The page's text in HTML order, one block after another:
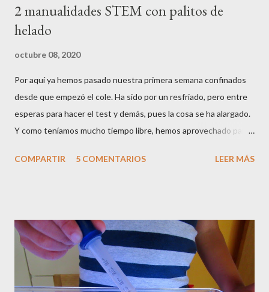
2 manualidades STEM con palitos de
helado
octubre 08, 2020
Por aquí ya hemos pasado nuestra primera semana confinados
desde que empezó el cole. Ha sido por un resfriado, pero entre
esperas para hacer el test y demás, pues la cosa se ha alargado.
Y como teníamos mucho tiempo libre, hemos aprovechado para
base los palitos de helado o depresores . Las manualidades
poquito de todo. Son un poco más elaboradas que las que
normalmente os mostramos, pero nada que con paciencia y
tiempo libre no se pueda hacer. Además, los peques aprenderán
un montón de conceptos nuevos, que quizás a según que edad
COMPARTIR 5 COMENTARIOS LEER MÁS